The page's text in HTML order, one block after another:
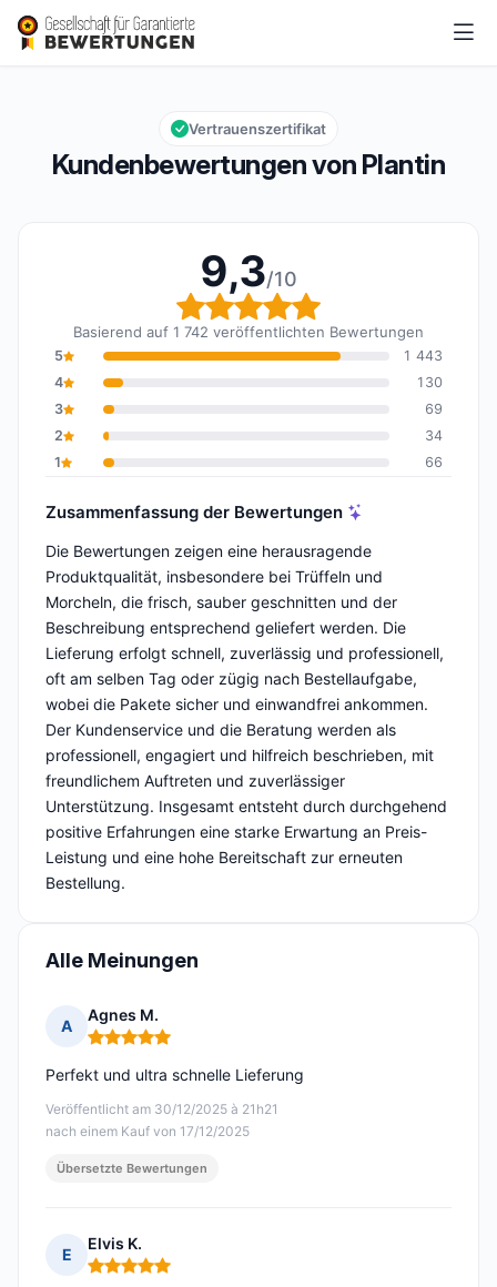
Plantin
Gesamtbewertung: 9,3 von 10
9,3/10
Kundenbewertungen von Plantin
Vertrauenszertifikat
9,3/10
Gesamtbewertung: 9,3
Basierend auf 1 742 veröffentlichten Bewertungen
5
1 443
4
130
3
69
2
34
1
66
Zusammenfassung der Bewertungen
Die Bewertungen zeigen eine herausragende
Produktqualität, insbesondere bei Trüffeln und
Morcheln, die frisch, sauber geschnitten und der
Beschreibung entsprechend geliefert werden. Die
Lieferung erfolgt schnell, zuverlässig und professionell,
oft am selben Tag oder zügig nach Bestellaufgabe,
wobei die Pakete sicher und einwandfrei ankommen.
Der Kundenservice und die Beratung werden als
professionell, engagiert und hilfreich beschrieben, mit
freundlichem Auftreten und zuverlässiger
Unterstützung. Insgesamt entsteht durch durchgehend
positive Erfahrungen eine starke Erwartung an Preis-
Leistung und eine hohe Bereitschaft zur erneuten
Bestellung.
Alle Meinungen
A
Agnes M.
Hinweis: 5 von 5
Veröffentlicht am 30/12/2025 à 21h21
nach einem Kauf von 17/12/2025
Perfekt und ultra schnelle Lieferung
Übersetzte Bewertungen
E
Elvis K.
Hinweis: 5 von 5